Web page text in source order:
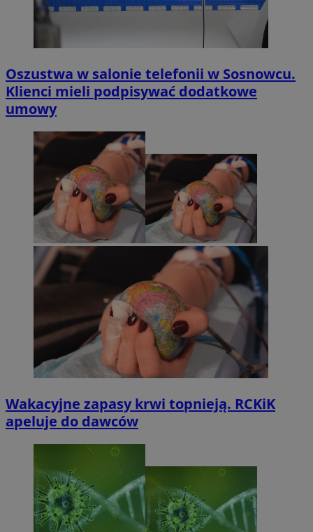
Oszustwa w salonie telefonii w Sosnowcu.
Klienci mieli podpisywać dodatkowe
umowy
Wakacyjne zapasy krwi topnieją. RCKiK
apeluje do dawców